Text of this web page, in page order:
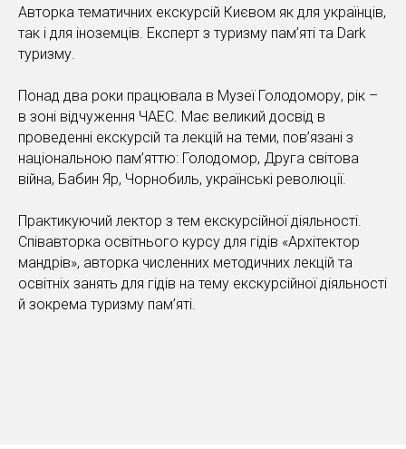
Авторка тематичних екскурсій Києвом як для українців,
так і для іноземців. Експерт з туризму пам’яті та Dark
туризму.
Понад два роки працювала в Музеї Голодомору, рік –
в зоні відчуження ЧАЕС. Має великий досвід в
проведенні екскурсій та лекцій на теми, пов’язані з
національною пам’яттю: Голодомор, Друга світова
війна, Бабин Яр, Чорнобиль, українські революції.
Практикуючий лектор з тем екскурсійної діяльності.
Співавторка освітнього курсу для гідів «Архітектор
мандрів», авторка численних методичних лекцій та
освітніх занять для гідів на тему екскурсійної діяльності
й зокрема туризму пам’яті.